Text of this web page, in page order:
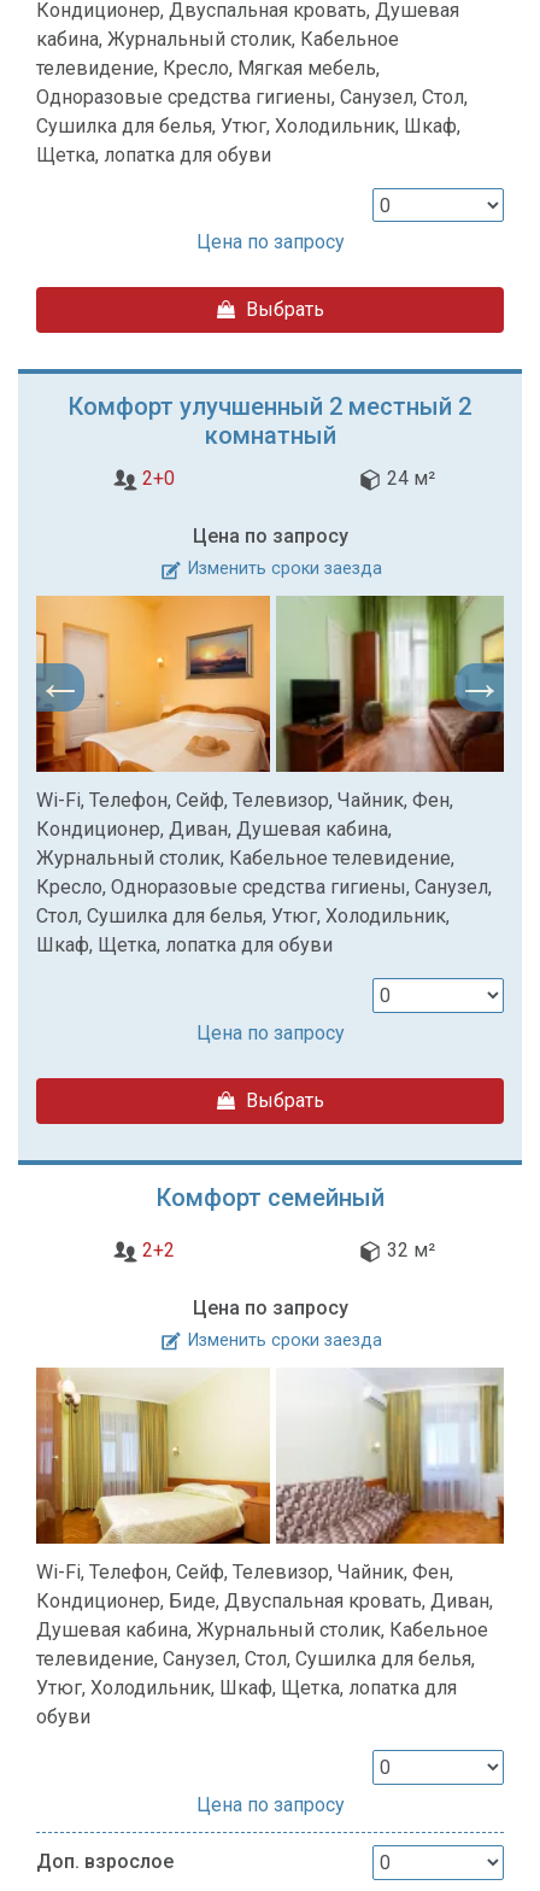
Кондиционер, Двуспальная кровать, Душевая
кабина, Журнальный столик, Кабельное
телевидение, Кресло, Мягкая мебель,
Одноразовые средства гигиены, Санузел, Стол,
Сушилка для белья, Утюг, Холодильник, Шкаф,
Щетка, лопатка для обуви
Цена по запросу
Выбрать
Комфорт улучшенный 2 местный 2
комнатный
2+0 24 м²
Цена по запросу
Изменить сроки заезда
Wi-Fi, Телефон, Сейф, Телевизор, Чайник, Фен,
Кондиционер, Диван, Душевая кабина,
Журнальный столик, Кабельное телевидение,
Кресло, Одноразовые средства гигиены, Санузел,
Стол, Сушилка для белья, Утюг, Холодильник,
Шкаф, Щетка, лопатка для обуви
Цена по запросу
Выбрать
Комфорт семейный
2+2 32 м²
Цена по запросу
Изменить сроки заезда
Wi-Fi, Телефон, Сейф, Телевизор, Чайник, Фен,
Кондиционер, Биде, Двуспальная кровать, Диван,
Душевая кабина, Журнальный столик, Кабельное
телевидение, Санузел, Стол, Сушилка для белья,
Утюг, Холодильник, Шкаф, Щетка, лопатка для
обуви
Цена по запросу
Доп. взрослое